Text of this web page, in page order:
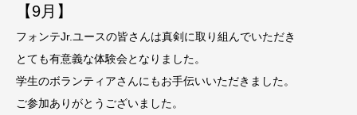
【9月】
フォンテJr.ユースの皆さんは真剣に取り組んでいただき
とても有意義な体験会となりました。
学生のボランティアさんにもお手伝いいただきました。
ご参加ありがとうございました。